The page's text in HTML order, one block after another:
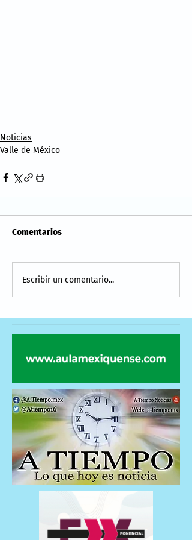
Noticias
Valle de México
Comentarios
Escribir un comentario...